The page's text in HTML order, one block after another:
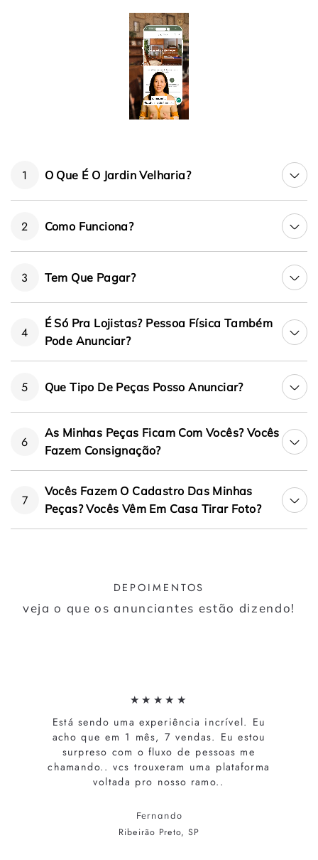
1 O Que É O Jardin Velharia?
2 Como Funciona?
3 Tem Que Pagar?
4
É Só Pra Lojistas? Pessoa Física Também
Pode Anunciar?
5 Que Tipo De Peças Posso Anunciar?
6
As Minhas Peças Ficam Com Vocês? Vocês
Fazem Consignação?
7
Vocês Fazem O Cadastro Das Minhas
Peças? Vocês Vêm Em Casa Tirar Foto?
DEPOIMENTOS
veja o que os anunciantes estão dizendo!
★★★★★
Está sendo uma experiência incrível. Eu
acho que em 1 mês, 7 vendas. Eu estou
surpreso com o fluxo de pessoas me
chamando.. vcs trouxeram uma plataforma
voltada pro nosso ramo..
Fernando
Ribeirão Preto, SP